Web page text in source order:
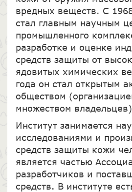
вредных веществ. С
стал главным научным
промышленного
разработке и оценке
средств защиты от
ядовитых химических
года он стал открытым
обществом
множеством
Институт занимается
исследованиями и
средств защиты кожи
является частью
разработчиков и
средств. В институте